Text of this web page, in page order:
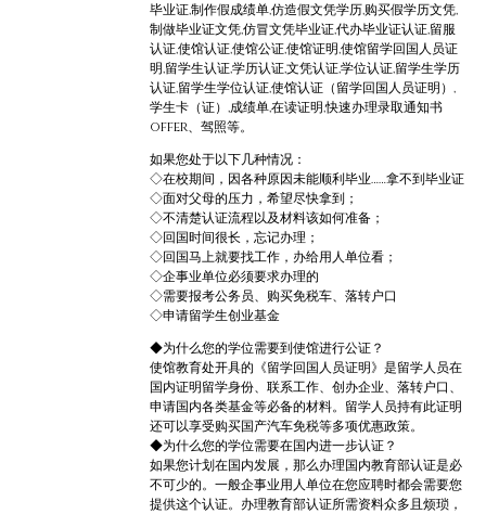
毕业证,制作假成绩单,仿造假文凭学历,购买假学历文凭,
制做毕业证文凭,仿冒文凭毕业证,代办毕业证认证,留服
认证,使馆认证,使馆公证,使馆证明,使馆留学回国人员证
明,留学生认证,学历认证,文凭认证,学位认证,留学生学历
认证,留学生学位认证,使馆认证（留学回国人员证明）,
学生卡（证）,成绩单,在读证明,快速办理录取通知书
offer、驾照等。
如果您处于以下几种情况：
◇在校期间，因各种原因未能顺利毕业……拿不到毕业证
◇面对父母的压力，希望尽快拿到；
◇不清楚认证流程以及材料该如何准备；
◇回国时间很长，忘记办理；
◇回国马上就要找工作，办给用人单位看；
◇企事业单位必须要求办理的
◇需要报考公务员、购买免税车、落转户口
◇申请留学生创业基金
◆为什么您的学位需要到使馆进行公证？
使馆教育处开具的《留学回国人员证明》是留学人员在
国内证明留学身份、联系工作、创办企业、落转户口、
申请国内各类基金等必备的材料。留学人员持有此证明
还可以享受购买国产汽车免税等多项优惠政策。
◆为什么您的学位需要在国内进一步认证？
如果您计划在国内发展，那么办理国内教育部认证是必
不可少的。一般企事业用人单位在您应聘时都会需要您
提供这个认证。办理教育部认证所需资料众多且烦琐，